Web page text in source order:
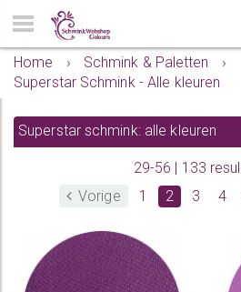
Home
› Schmink & Paletten
›
Superstar Schmink - Alle kleuren
Superstar schmink: alle kleuren
29-56 | 133
Vorige
1 2 3 4